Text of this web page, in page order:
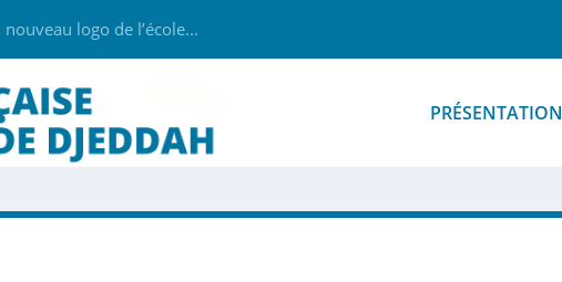
logo de l’école...
PRÉSENTATION